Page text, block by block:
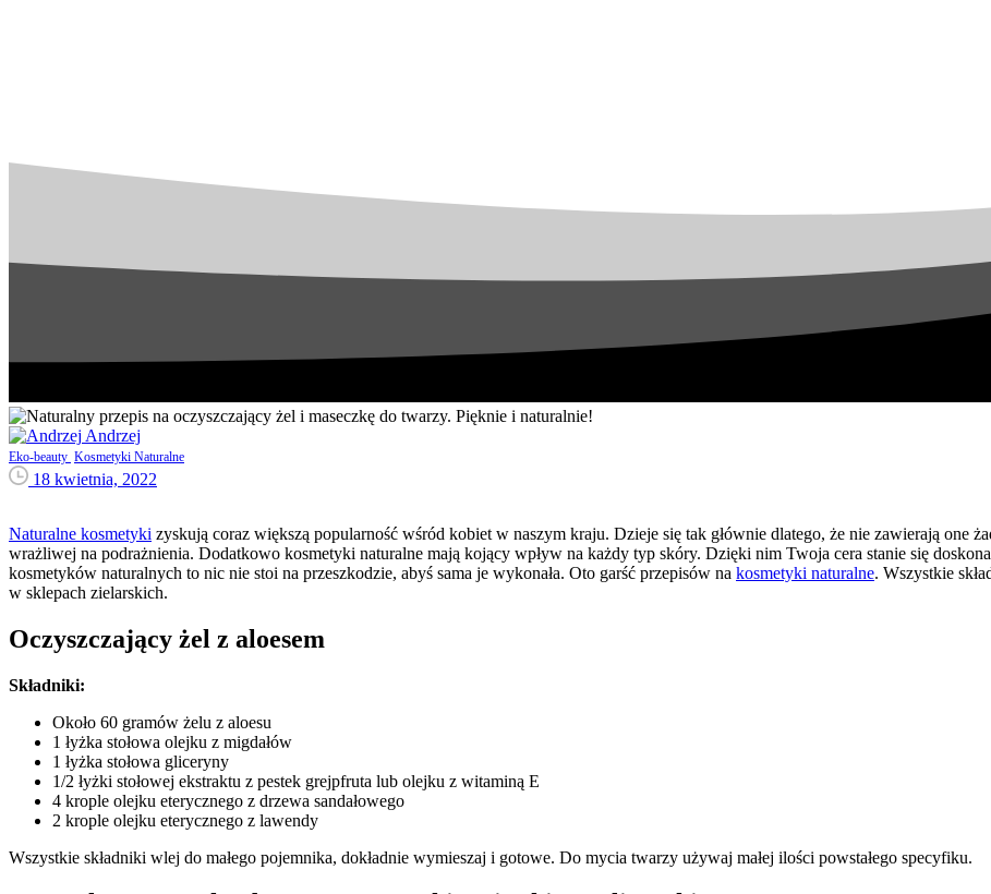
Andrzej
Eko-beauty Kosmetyki Naturalne
18 kwietnia, 2022
Naturalne kosmetyki zyskują coraz większą popularność wśród kobiet w naszym kraju. Dzieje się tak głównie dlatego, że nie zawierają one
wrażliwej na podrażnienia. Dodatkowo kosmetyki naturalne mają kojący wpływ na każdy typ skóry. Dzięki nim Twoja cera stanie się
kosmetyków naturalnych to nic nie stoi na przeszkodzie, abyś sama je wykonała. Oto garść przepisów na kosmetyki naturalne. Wszystkie
w sklepach zielarskich.
Oczyszczający żel z aloesem
Składniki:
Około 60 gramów żelu z aloesu
1 łyżka stołowa olejku z migdałów
1 łyżka stołowa gliceryny
1/2 łyżki stołowej ekstraktu z pestek grejpfruta lub olejku z witaminą E
4 krople olejku eterycznego z drzewa sandałowego
2 krople olejku eterycznego z lawendy
Wszystkie składniki wlej do małego pojemnika, dokładnie wymieszaj i gotowe. Do mycia twarzy używaj małej ilości powstałego specyfiku.